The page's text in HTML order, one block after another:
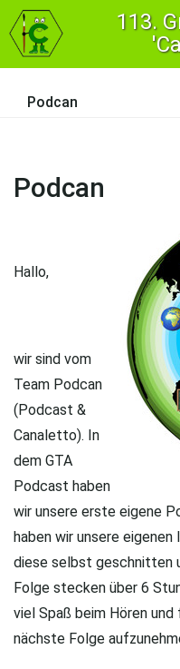
113.
Podcan
Podcan
Hallo,
wir sind vom
Team Podcan
(Podcast &
Canaletto). In
dem GTA
Podcast haben
wir unsere erste eigene
haben wir unsere
diese selbst geschnitten
Folge stecken über 6
viel Spaß beim Hören
nächste Folge